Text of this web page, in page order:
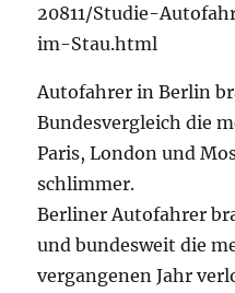
20811/Studie-
im-Stau.html
Autofahrer in Berlin
Bundesvergleich die
Paris, London und
schlimmer.
Berliner Autofahrer
und bundesweit die
vergangenen Jahr